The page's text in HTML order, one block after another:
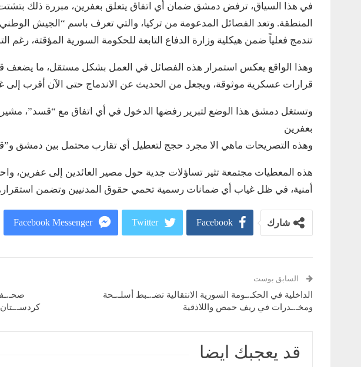
في هذا السياق، ترفض دمشق ضمان أي اتفاق يتعلق بعفرين، مبررة ذلك
المنطقة. وتعد الفصائل المدعومة من تركيا، والتي تعرف باسم “الجيش
تندمج فعلياً ضمن هيكلية وزارة الدفاع التابعة للحكومة السورية المؤقتة، رغم
وهذا الواقع يعكس استمرار هذه الفصائل في العمل بشكل مستقل، ما يضعف
قرارات عسكرية موثوقة، ويجعل من الحديث عن الاندماج حتى الآن أقرب
وتستغل دمشق هذا الوضع لتبرير رفضها الدخول في أي اتفاق مع “قسد”،
بعفرين
وهذه التصريحات ماهي الا مجرد حجج لتعطيل أي تقارب محتمل بين دمشق
هذه المعطيات مجتمعة تثير تساؤلات جدية حول مصير العائدين إلى عفرين،
أمنية، في ظل غياب أي ضمانات رسمية تحمي حقوق المدنيين وتضمن
شارك Facebook
Twitter
Facebook Messenger
السابق بوست
الداخلية في الحكـ.ـومة السورية الانتقالية تضـ.ـبط أسلـ.ـحة
ومخـ.ـدرات في ريف حمص واللاذقية
قد يعجبك ايضا